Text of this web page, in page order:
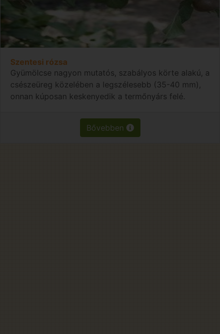
Szentesi rózsa
Gyümölcse nagyon mutatós, szabályos körte alakú, a
csészeüreg közelében a legszélesebb (35-40 mm),
onnan kúposan keskenyedik a termőnyárs felé.
Bővebben